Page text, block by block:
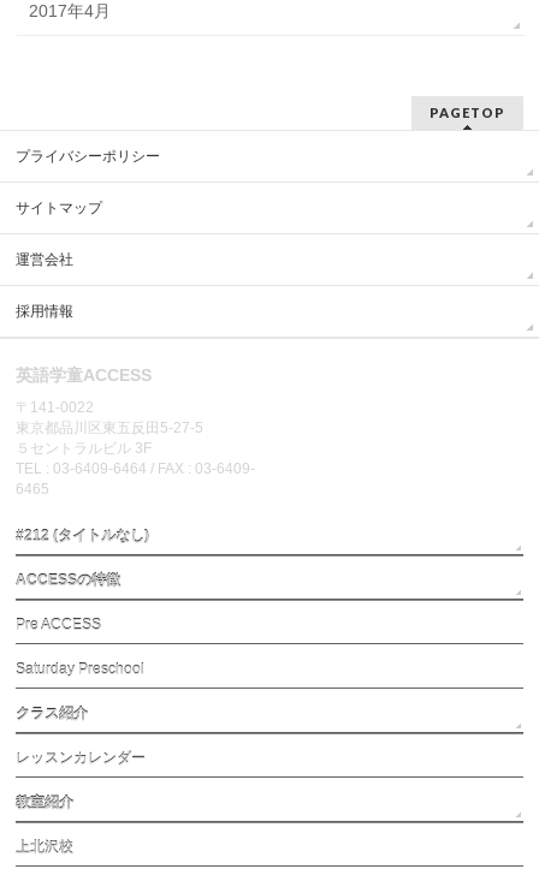
2017年4月
PAGETOP
プライバシーポリシー
サイトマップ
運営会社
採用情報
英語学童ACCESS
〒141-0022
東京都品川区東五反田5-27-5
５セントラルビル 3F
TEL : 03-6409-6464 / FAX : 03-6409-
6465
#212 (タイトルなし)
ACCESSの特徴
Pre ACCESS
Saturday Preschool
クラス紹介
レッスンカレンダー
教室紹介
上北沢校